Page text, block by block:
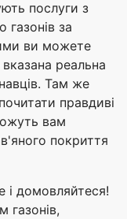
послуги з
газонів за
ви можете
реальна
Там же
правдиві
вам
покриття
і домовляйтеся!
газонів,